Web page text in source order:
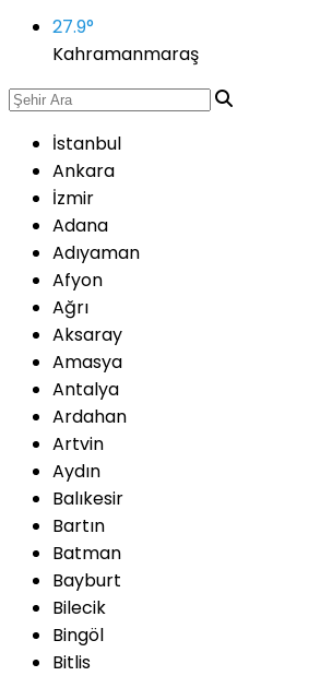
27.9°
Kahramanmaraş
İstanbul
Ankara
İzmir
Adana
Adıyaman
Afyon
Ağrı
Aksaray
Amasya
Antalya
Ardahan
Artvin
Aydın
Balıkesir
Bartın
Batman
Bayburt
Bilecik
Bingöl
Bitlis